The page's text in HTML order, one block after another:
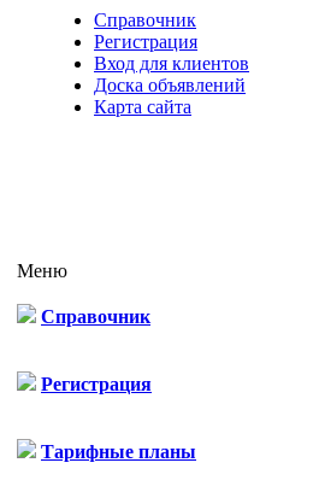
Справочник
Регистрация
Вход для клиентов
Доска объявлений
Карта сайта
Меню
Справочник
Регистрация
Тарифные планы